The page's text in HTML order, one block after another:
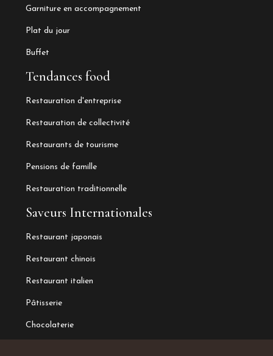
Garniture en accompagnement
Plat du jour
Buffet
Tendances food
Restauration d'entreprise
Restauration de collectivité
Restaurants de tourisme
Pensions de famille
Restauration traditionnelle
Saveurs Internationales
Restaurant japonais
Restaurant chinois
Restaurant italien
Pâtisserie
Chocolaterie